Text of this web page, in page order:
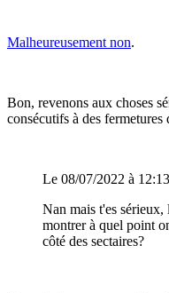
Malheureusement non.
Bon, revenons aux choses
consécutifs à des
Le 08/07/2022 à
Nan mais t'es
montrer à quel point
côté des sectaires?